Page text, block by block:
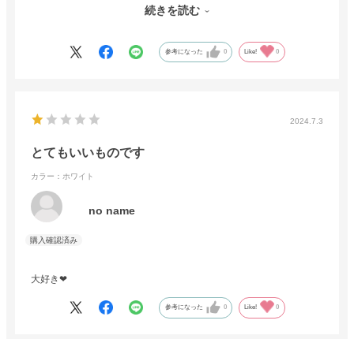
続きを読む
参考になった 0 Like! 0
2024.7.3
とてもいいものです
カラー：ホワイト
no name
大好き❤
参考になった 0 Like! 0